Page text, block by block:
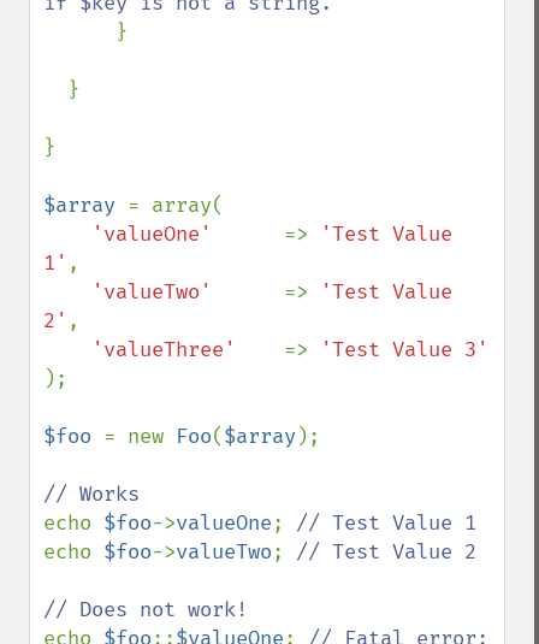
}
}
$array = array(
'valueOne' =>
'Test Value
1' ,
'valueTwo' =>
'Test Value
2' ,
'valueThree' =>
);
$foo = new Foo($array );
echo $foo->valueOne;
echo $foo->valueTwo; // Test Value 2
echo $foo::$valueOne; // Fatal error: